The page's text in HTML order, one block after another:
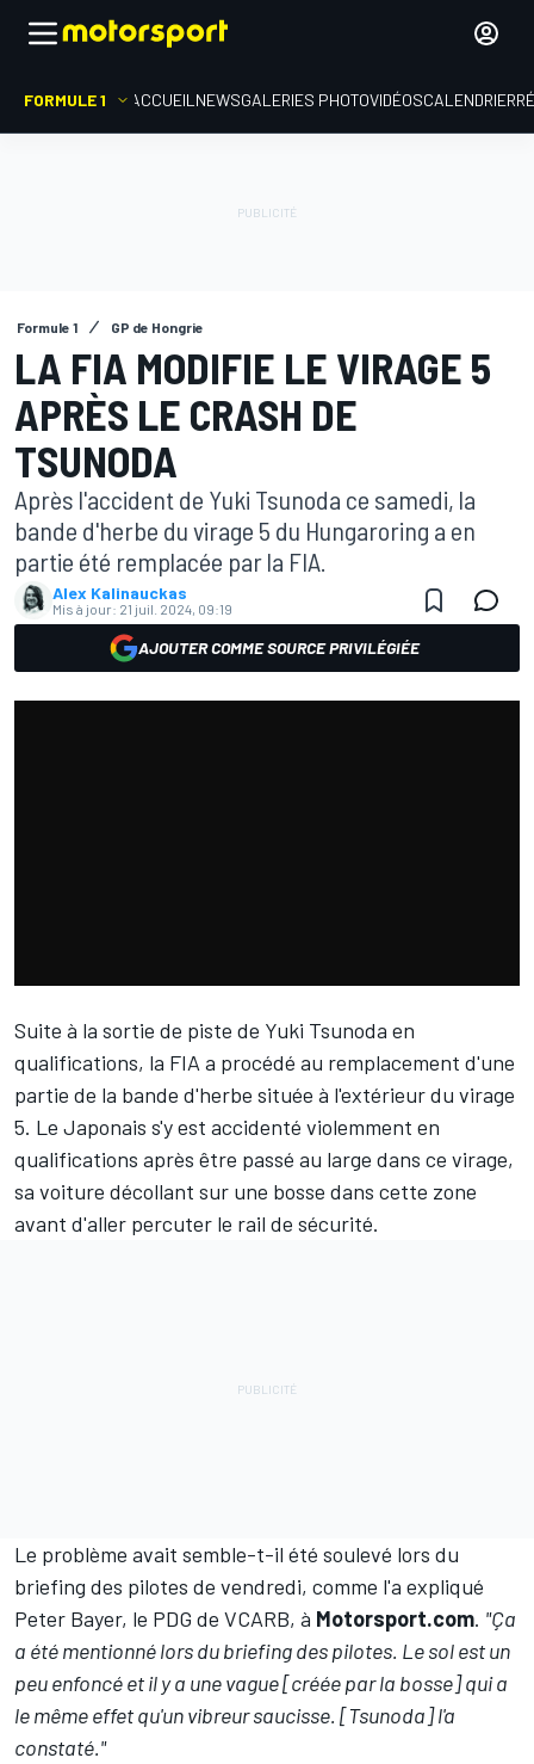
FORMULE 1 ACCUEIL NEWSGALERIES PHOTOVIDÉOSCALENDRIER
Formule 1 GP de Hongrie
LA FIA MODIFIE LE VIRAGE 5
APRÈS LE CRASH DE
TSUNODA
Après l'accident de Yuki Tsunoda ce samedi, la
bande d'herbe du virage 5 du Hungaroring a en
partie été remplacée par la FIA.
Alex Kalinauckas
Mis à jour: 21 juil. 2024, 09:19
AJOUTER COMME SOURCE PRIVILÉGIÉE
Suite à la sortie de piste de Yuki Tsunoda en
qualifications, la FIA a procédé au remplacement d'une
partie de la bande d'herbe située à l'extérieur du virage
5. Le Japonais s'y est accidenté violemment en
qualifications après être passé au large dans ce virage,
sa voiture décollant sur une bosse dans cette zone
avant d'aller percuter le rail de sécurité.
Le problème avait semble-t-il été soulevé lors du
briefing des pilotes de vendredi, comme l'a expliqué
Peter Bayer, le PDG de VCARB, à Motorsport.com. "Ça
a été mentionné lors du briefing des pilotes. Le sol est un
peu enfoncé et il y a une vague [créée par la bosse] qui a
le même effet qu'un vibreur saucisse. [Tsunoda] l'a
constaté."